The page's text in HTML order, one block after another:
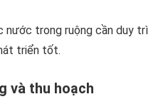
nước trong ruộng cần duy trì
triển tốt.
và thu hoạch